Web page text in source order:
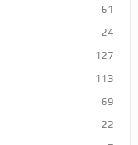
61
24
127
113
69
22